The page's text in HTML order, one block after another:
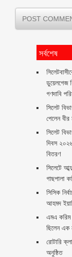
সর্বশেষ
ডুয়েলগেজ
গণদাবি
সিলেট
পেলেন বীর
সিলেট
দিবস
বিতরণ ‎ ‎
সিলেটে
গাছপালা
সিসিক
আহমদ
এমএ করিম
ছিলেন এক
রোটারি
অনুষ্ঠিত